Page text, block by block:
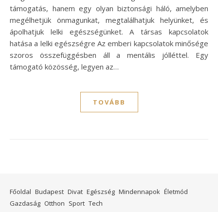
támogatás, hanem egy olyan biztonsági háló, amelyben
megélhetjük önmagunkat, megtalálhatjuk helyünket, és
ápolhatjuk lelki egészségünket. A társas kapcsolatok
hatása a lelki egészségre Az emberi kapcsolatok minősége
szoros összefüggésben áll a mentális jólléttel. Egy
támogató közösség, legyen az…
TOVÁBB
Főoldal Budapest Divat Egészség Mindennapok Életmód
Gazdaság Otthon Sport Tech